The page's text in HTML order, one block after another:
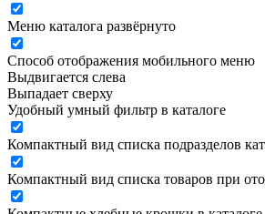
Меню каталога развёрнуто
Способ отображения мобильного меню
Выдвигается слева
Выпадает сверху
Удобный умный фильтр в каталоге
Компактный вид списка подразделов
Компактный вид списка товаров при